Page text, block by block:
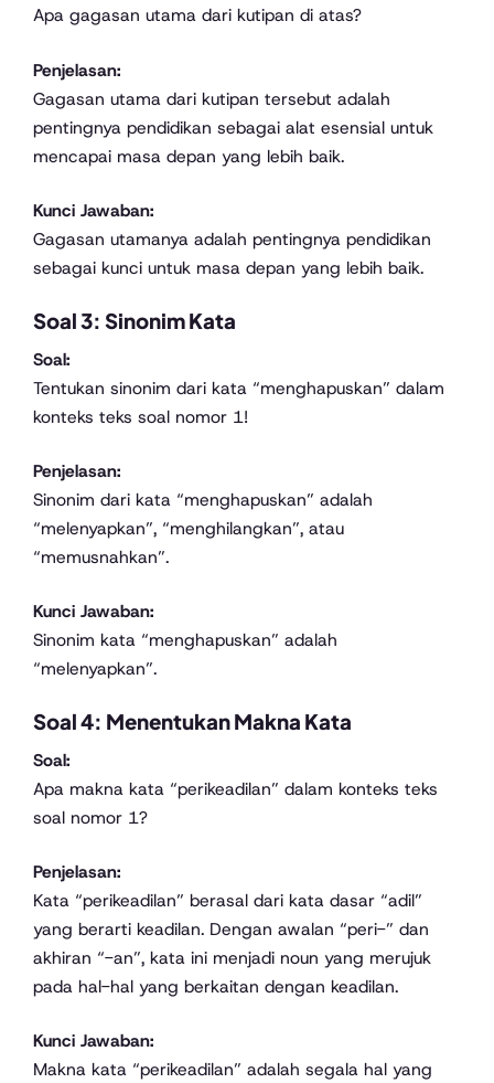
Apa gagasan utama dari kutipan di atas?
Penjelasan:
Gagasan utama dari kutipan tersebut adalah
pentingnya pendidikan sebagai alat esensial untuk
mencapai masa depan yang lebih baik.
Kunci Jawaban:
Gagasan utamanya adalah pentingnya pendidikan
sebagai kunci untuk masa depan yang lebih baik.
Soal 3: Sinonim Kata
Soal:
Tentukan sinonim dari kata “menghapuskan” dalam
konteks teks soal nomor 1!
Penjelasan:
Sinonim dari kata “menghapuskan” adalah
“melenyapkan”, “menghilangkan”, atau
“memusnahkan”.
Kunci Jawaban:
Sinonim kata “menghapuskan” adalah
“melenyapkan”.
Soal 4: Menentukan Makna Kata
Soal:
Apa makna kata “perikeadilan” dalam konteks teks
soal nomor 1?
Penjelasan:
Kata “perikeadilan” berasal dari kata dasar “adil”
yang berarti keadilan. Dengan awalan “peri-” dan
akhiran “-an”, kata ini menjadi noun yang merujuk
pada hal-hal yang berkaitan dengan keadilan.
Kunci Jawaban:
Makna kata “perikeadilan” adalah segala hal yang